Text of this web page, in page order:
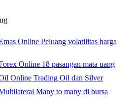
Online Peluang volatilitas harga
Online 18 pasangan mata uang
Online Trading Oil dan Silver
Many to many di bursa